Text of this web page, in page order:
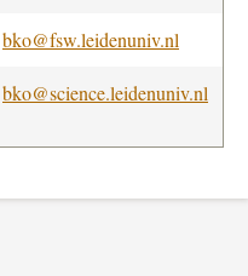
bko@fsw.leidenuniv.nl
bko@science.leidenuniv.nl